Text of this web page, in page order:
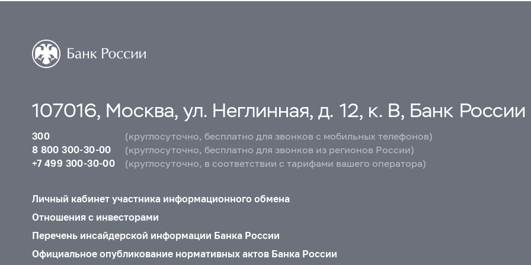
107016, Москва, ул. Неглинная, д. 12, к. В, Банк России
300
(круглосуточно, бесплатно для звонков с мобильных телефонов)
8 800 300-30-00
(круглосуточно, бесплатно для звонков из регионов России)
+7 499 300-30-00
(круглосуточно, в соответствии с тарифами вашего оператора)
Личный кабинет участника информационного обмена
Отношения с инвесторами
Перечень инсайдерской информации Банка России
Официальное опубликование нормативных актов Банка России